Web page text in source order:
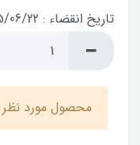
تاریخ انقضاء : 2025/06/22
محصول مورد